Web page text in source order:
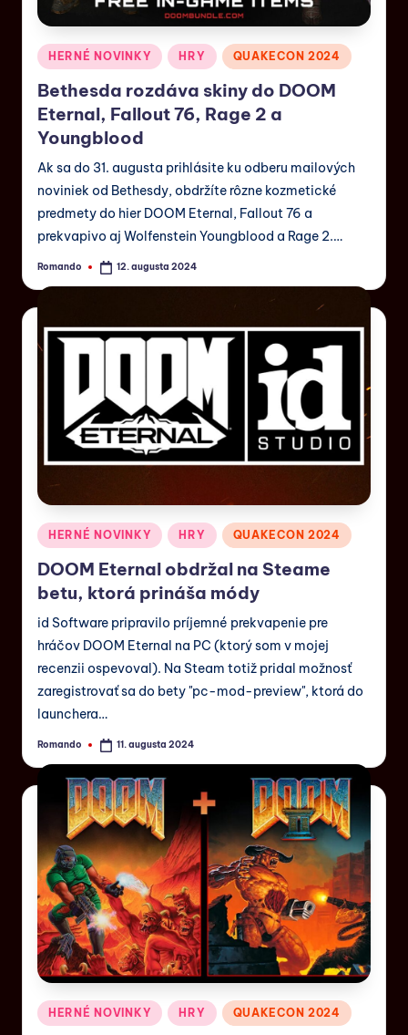
HERNÉ NOVINKY HRY QUAKECON 2024
Bethesda rozdáva skiny do DOOM
Eternal, Fallout 76, Rage 2 a
Youngblood
Ak sa do 31. augusta prihlásite ku odberu mailových
noviniek od Bethesdy, obdržíte rôzne kozmetické
predmety do hier DOOM Eternal, Fallout 76 a
prekvapivo aj Wolfenstein Youngblood a Rage 2.…
Romando 12. augusta 2024
HERNÉ NOVINKY HRY QUAKECON 2024
DOOM Eternal obdržal na Steame
betu, ktorá prináša módy
id Software pripravilo príjemné prekvapenie pre
hráčov DOOM Eternal na PC (ktorý som v mojej
recenzii ospevoval). Na Steam totiž pridal možnosť
zaregistrovať sa do bety "pc-mod-preview", ktorá do
launchera…
Romando 11. augusta 2024
HERNÉ NOVINKY HRY QUAKECON 2024